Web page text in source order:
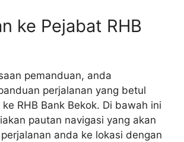
ke Pejabat RHB
pemanduan, anda
perjalanan yang betul
RHB Bank Bekok. Di bawah ini
pautan navigasi yang akan
anda ke lokasi dengan